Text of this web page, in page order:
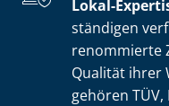
Lokal-
stän­di­gen
renommierte
Qualität ihrer
gehören TÜV,